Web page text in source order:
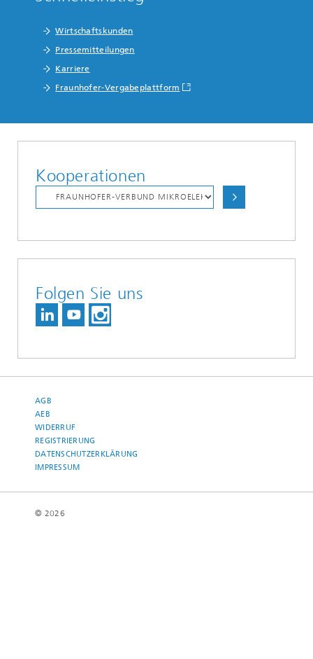
Wirtschaftskunden
Pressemitteilungen
Karriere
Fraunhofer-Vergabeplattform
Kooperationen
Folgen Sie uns
AGB
AEB
WIDERRUF
REGISTRIERUNG
DATENSCHUTZERKLÄRUNG
IMPRESSUM
© 2026